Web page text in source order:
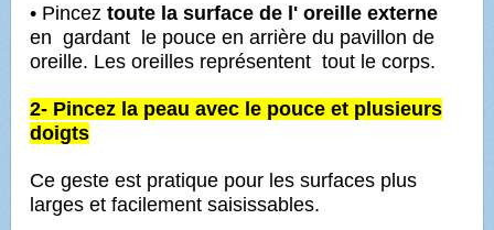
• Pinceztoute la surface de l' oreille externe
engardant le pouce en arrière du pavillon de
oreille. Les oreilles représentent tout le corps.
2- Pincez la peau avec le pouce et plusieurs
doigts
Ce geste est pratique pour les surfaces plus
larges et facilement saisissables.